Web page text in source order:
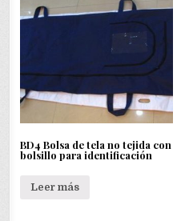
BD4 Bolsa de tela no tejida con
bolsillo para identificación
Leer más